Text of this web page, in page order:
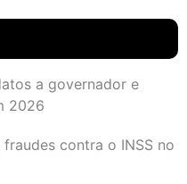
a governador e
2026
contra o INSS no